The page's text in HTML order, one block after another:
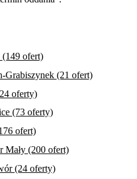
(149 ofert)
Grabiszynek (21 ofert)
oferty)
(73 oferty)
ofert)
Mały (200 ofert)
(24 oferty)